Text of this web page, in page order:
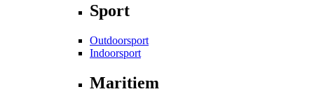
Sport
Outdoorsport
Indoorsport
Maritiem